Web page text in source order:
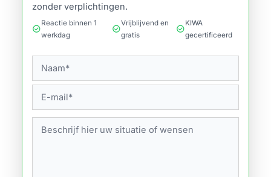
zonder verplichtingen.
check_circle
Reactie binnen 1
werkdag
check_circle
Vrijblijvend en
gratis
check_circle
KIWA
gecertificeerd